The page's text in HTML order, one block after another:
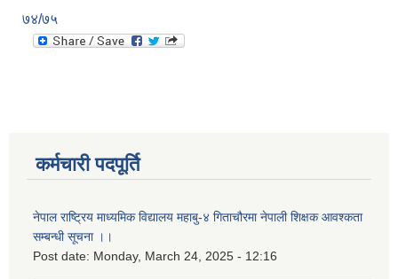
७४/७५
कर्मचारी पदपूर्ति
नेपाल राष्ट्रिय माध्यमिक विद्यालय महाबु-४ गिताचौरमा नेपाली शिक्षक आवश्कता
सम्बन्धी सूचना ।।
Post date: Monday, March 24, 2025 - 12:16